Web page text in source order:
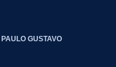
GUSTAVO